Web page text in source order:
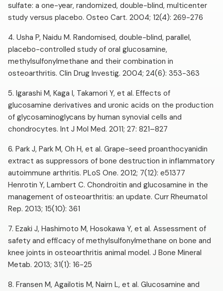
sulfate: a one-year, randomized, double-blind, multicenter
study versus placebo. Osteo Cart. 2004; 12(4): 269-276
4. Usha P, Naidu M. Randomised, double-blind, parallel,
placebo-controlled study of oral glucosamine,
methylsulfonylmethane and their combination in
osteoarthritis. Clin Drug Investig. 2004; 24(6): 353-363
5. Igarashi M, Kaga I, Takamori Y, et al. Effects of
glucosamine derivatives and uronic acids on the production
of glycosaminoglycans by human synovial cells and
chondrocytes. Int J Mol Med. 2011; 27: 821–827
6. Park J, Park M, Oh H, et al. Grape-seed proanthocyanidin
extract as suppressors of bone destruction in inflammatory
autoimmune arthritis. PLoS One. 2012; 7(12): e51377
Henrotin Y, Lambert C. Chondroitin and glucosamine in the
management of osteoarthritis: an update. Curr Rheumatol
Rep. 2013; 15(10): 361
7. Ezaki J, Hashimoto M, Hosokawa Y, et al. Assessment of
safety and efficacy of methylsulfonylmethane on bone and
knee joints in osteoarthritis animal model. J Bone Mineral
Metab. 2013; 31(1): 16-25
8. Fransen M, Agailotis M, Nairn L, et al. Glucosamine and